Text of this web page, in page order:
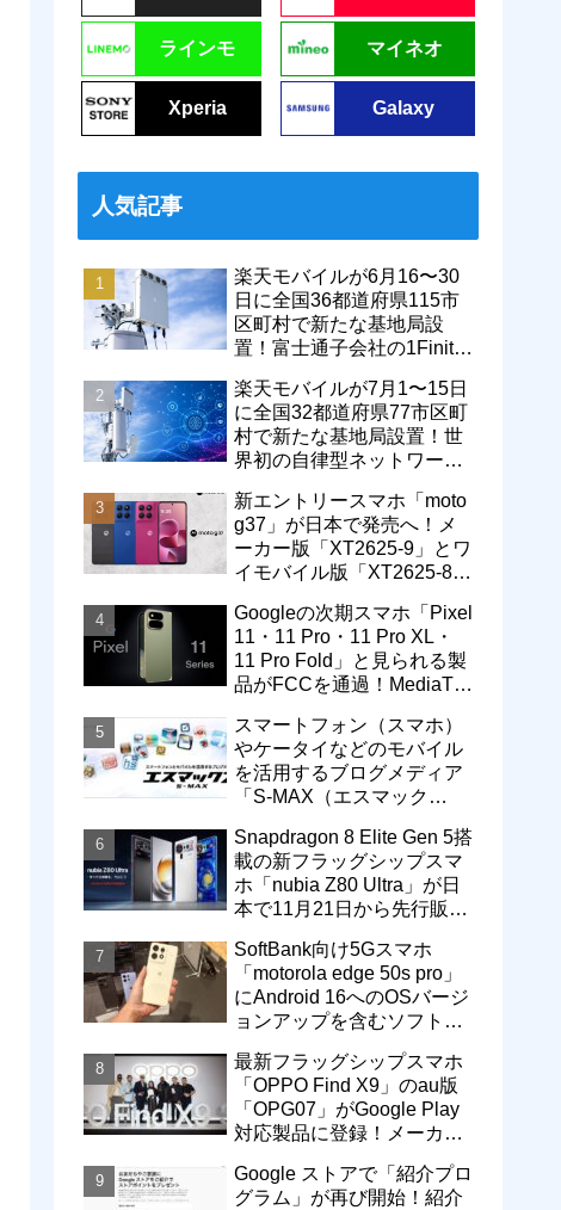
ラインモ マイネオ
Xperia Galaxy
人気記事
楽天モバイルが6月16〜30
日に全国36都道府県115市
区町村で新たな基地局設
置！富士通子会社の1Finity
エリアが拡大
楽天モバイルが7月1〜15日
に全国32都道府県77市区町
村で新たな基地局設置！世
界初の自律型ネットワーク
通信品質も改善
新エントリースマホ「moto
g37」が日本で発売へ！メ
ーカー版「XT2625-9」とワ
イモバイル版「XT2625-8」
Googleの次期スマホ「Pixel
11・11 Pro・11 Pro XL・
11 Pro Fold」と見られる製
品がFCCを通過！MediaTek
スマートフォン（スマホ）
やケータイなどのモバイル
を活用するブログメディア
「S-MAX（エスマック
Snapdragon 8 Elite Gen 5搭
載の新フラッグシップスマ
ホ「nubia Z80 Ultra」が日
本で11月21日から先行販
SoftBank向け5Gスマホ
「motorola edge 50s pro」
にAndroid 16へのOSバージ
ョンアップを含むソフトウ
最新フラッグシップスマホ
「OPPO Find X9」のau版
「OPG07」がGoogle Play
対応製品に登録！メーカー
売へ
Google ストアで「紹介プロ
グラム」が再び開始！紹介